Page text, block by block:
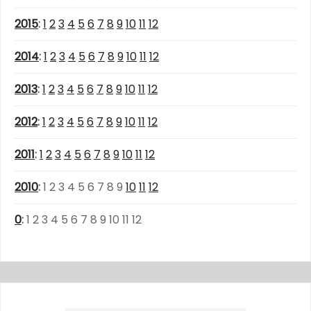
2015:1 23 4 56 7 8 91011 12
2014:1 23 4 56 7 8 91011 12
2013:1 23 4 56 7 8 91011 12
2012:1 23 4 56 7 8 91011 12
2011:1 23 4 56 7 8 91011 12
2010:1 23 4 5 6 7 8 9 1011 12
0:1 23 4 5 6 7 8 9 10 11 12